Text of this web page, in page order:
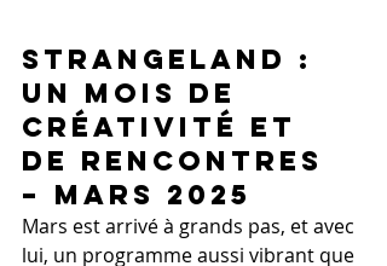
Strangeland :
Un Mois de
Créativité et
de Rencontres
– Mars 2025
Mars est arrivé à grands pas, et avec
lui, un programme aussi vibrant que